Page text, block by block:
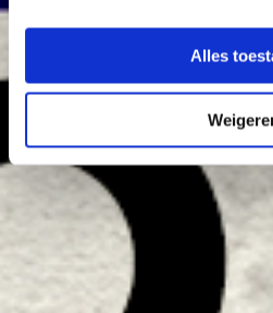
Alles
Marijke van Warmerdam
Landhuis Oud Amelisweerd
Videokunst - Kunst aan de wand